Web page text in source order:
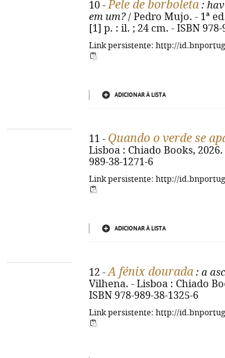
10 -Pele de borboleta :
em um?/ Pedro Mujo. - 1ª
[1] p. : il. ; 24 cm. - ISBN 978-
Link persistente: http://
ADICIONAR À LISTA
11 - Quando o verde se
Lisboa : Chiado Books,
989-38-1271-6
Link persistente: http://
ADICIONAR À LISTA
12 -A fénix dourada : a
Vilhena. - Lisboa : Chiado
ISBN 978-989-38-1325-6
Link persistente: http://